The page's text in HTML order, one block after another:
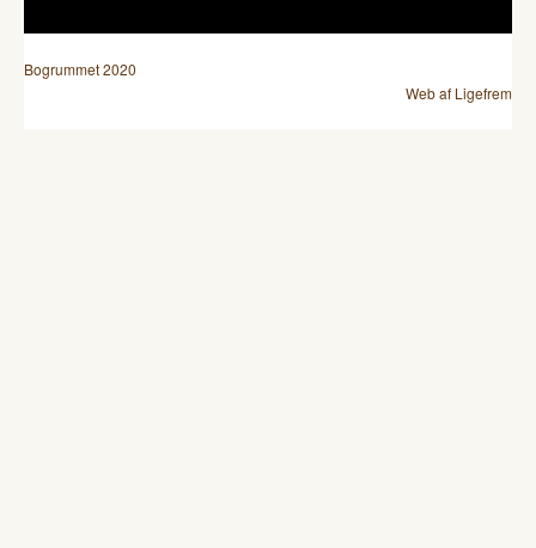
Bogrummet 2020
Web af Ligefrem